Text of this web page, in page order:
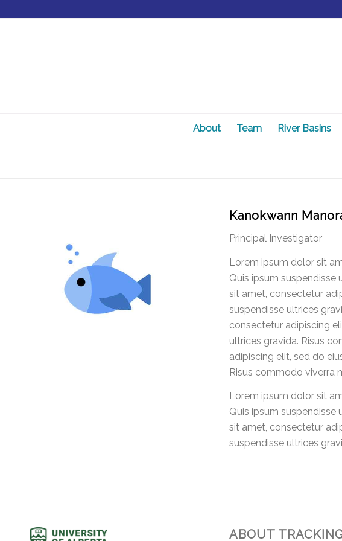
About Team River Basins
Kanokwann
Principal Investigator
Lorem ipsum dolor sit
Quis ipsum
sit amet, consectetur
suspendisse ultrices
consectetur adipiscing
ultrices gravida. Risus
adipiscing elit, sed do
Risus commodo viverra
Lorem ipsum dolor sit
Quis ipsum
sit amet, consectetur
suspendisse ultrices
ABOUT